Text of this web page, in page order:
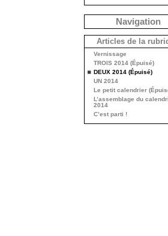
Navigation
Articles de la
Vernissage
TROIS 2014 (Épuisé)
DEUX 2014 (Épuisé)
UN 2014
Le petit calendrier
L’assemblage du
2014
C’est parti !